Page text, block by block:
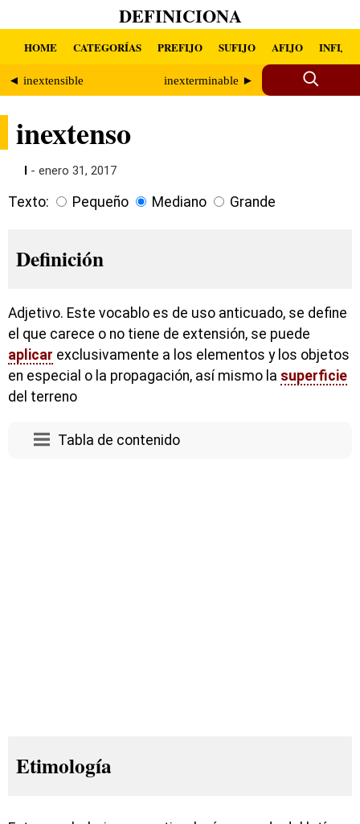
DEFINICIONA
HOME CATEGORÍAS PREFIJO SUFIJO AFIJO INFIJO
◄ inextensible inexterminable ►
inextenso
I - enero 31, 2017
Texto: Pequeño Mediano Grande
Definición
Adjetivo. Este vocablo es de uso anticuado, se define
el que carece o no tiene de extensión, se puede
aplicar exclusivamente a los elementos y los objetos
en especial o la propagación, así mismo la superficie
del terreno
Tabla de contenido
Etimología